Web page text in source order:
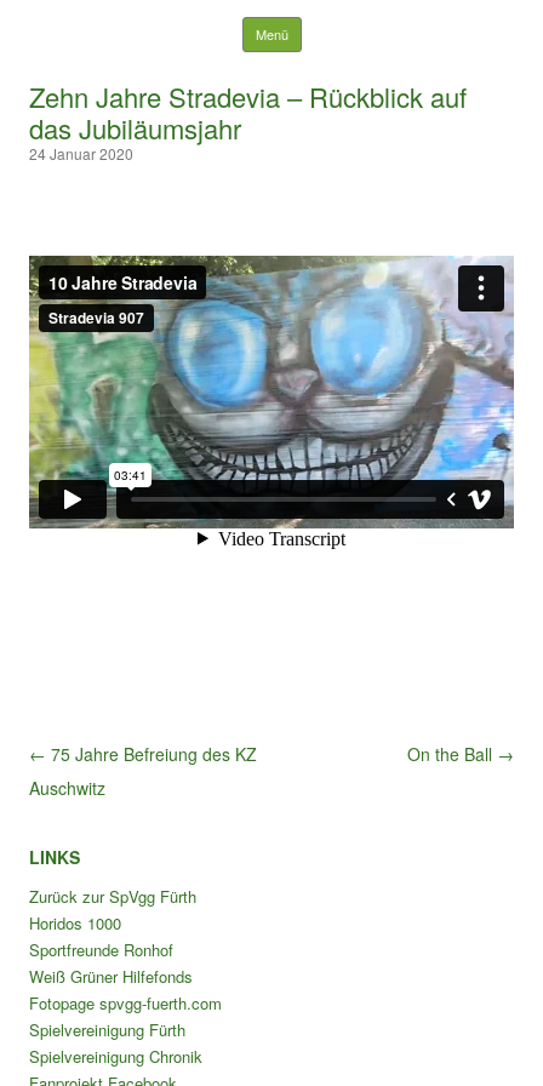
Menü Springe zum Inhalt
Zehn Jahre Stradevia – Rückblick auf
das Jubiläumsjahr
24 Januar 2020
Beitragsnavigation
← 75 Jahre Befreiung des KZ
Auschwitz
On the Ball →
LINKS
Zurück zur SpVgg Fürth
Horidos 1000
Sportfreunde Ronhof
Weiß Grüner Hilfefonds
Fotopage spvgg-fuerth.com
Spielvereinigung Fürth
Spielvereinigung Chronik